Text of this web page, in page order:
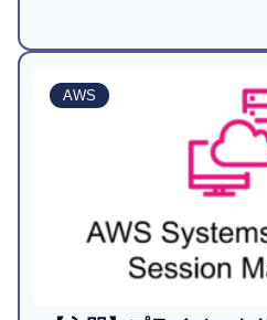
DNAT)での1対1NATを実現
iptablesを使用した双方向
手順を説明します。
AWS